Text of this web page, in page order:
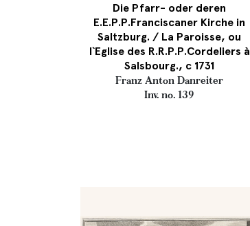
Die Pfarr- oder deren
E.E.P.P.Franciscaner Kirche in
Saltzburg. / La Paroisse, ou
l`Eglise des R.R.P.P.Cordeliers à
Salsbourg., c 1731
Franz Anton Danreiter
Inv. no. 139